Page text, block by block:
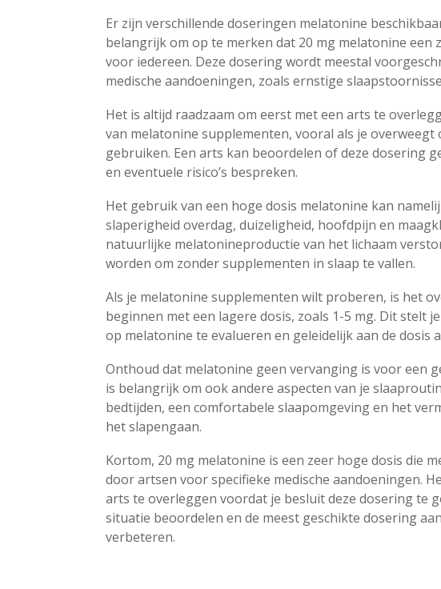
Er zijn verschillende doseringen melatonine
belangrijk om op te merken dat 20 mg melatonine een
voor iedereen. Deze dosering wordt meestal
medische aandoeningen, zoals ernstige
Het is altijd raadzaam om eerst met een arts te
van melatonine supplementen, vooral als je overweegt
gebruiken. Een arts kan beoordelen of deze dosering
en eventuele risico’s bespreken.
Het gebruik van een hoge dosis melatonine kan
slaperigheid overdag, duizeligheid, hoofdpijn en
natuurlijke melatonineproductie van het lichaam
worden om zonder supplementen in slaap te vallen.
Als je melatonine supplementen wilt proberen, is het
beginnen met een lagere dosis, zoals 1-5 mg. Dit stelt
op melatonine te evalueren en geleidelijk aan de dosis
Onthoud dat melatonine geen vervanging is voor een
is belangrijk om ook andere aspecten van je
bedtijden, een comfortabele slaapomgeving en het
het slapengaan.
Kortom, 20 mg melatonine is een zeer hoge dosis die
door artsen voor specifieke medische aandoeningen.
arts te overleggen voordat je besluit deze dosering te
situatie beoordelen en de meest geschikte dosering
verbeteren.